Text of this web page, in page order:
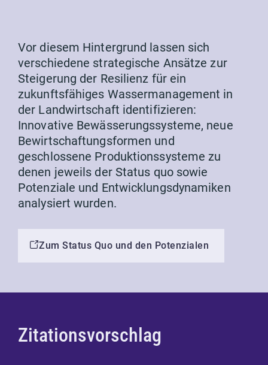
Vor diesem Hintergrund lassen sich
verschiedene strategische Ansätze zur
Steigerung der Resilienz für ein
zukunftsfähiges Wassermanagement in
der Landwirtschaft identifizieren:
Innovative Bewässerungssysteme, neue
Bewirtschaftungsformen und
geschlossene Produktionssysteme zu
denen jeweils der Status quo sowie
Potenziale und Entwicklungsdynamiken
analysiert wurden.
Zum Status Quo und den Potenzialen
Zitationsvorschlag